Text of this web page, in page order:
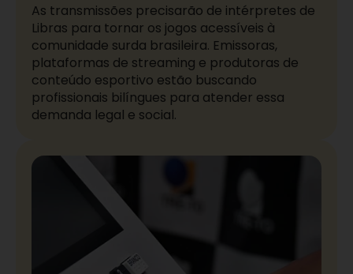
As transmissões precisarão de intérpretes de
Libras para tornar os jogos acessíveis à
comunidade surda brasileira. Emissoras,
plataformas de streaming e produtoras de
conteúdo esportivo estão buscando
profissionais bilíngues para atender essa
demanda legal e social.